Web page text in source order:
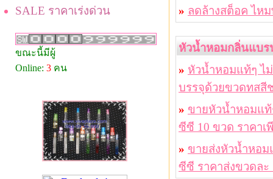
SALE ราคาเร่งด่วน
ขณะนี้มีผู้
Online: 3 คน
» ลดล้างสต็อค ไห
หัวน้ำหอมกลิ่นแบ
» หัวน้ำหอมแท้ๆ ไ
บรรจุด้วยขวดทสสี
» ขายหัวน้ำหอมแท้
ซีซี 10 ขวด ราคาเ
» ขายส่งหัวน้ำหอ
ซีซี ราคาส่งขวดละ